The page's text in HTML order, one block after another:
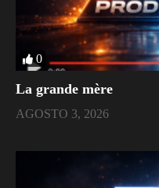
0
La grande mère
AGOSTO 3, 2026